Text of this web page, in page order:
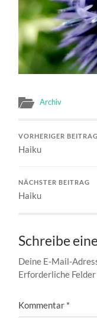
Archiv
VORHERIGER BEITRAG
Haiku
NÄCHSTER BEITRAG
Haiku
Schreibe
Deine E-Mail-
Erforderliche
Kommentar *